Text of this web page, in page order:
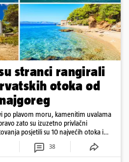
stranci rangirali
otoka od
po plavom moru, kamenitim uvalama
zato su izuzetno privlačni
posjetili su 10 najvećih otoka i
38